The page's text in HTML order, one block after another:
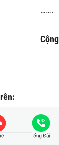
…….
Cộng